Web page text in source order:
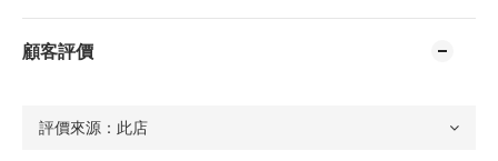
顧客評價